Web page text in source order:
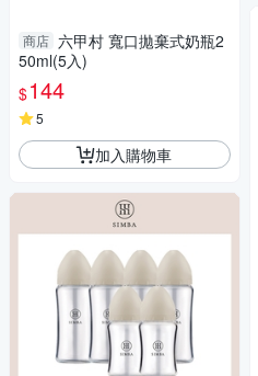
商店 六甲村 寬口拋棄式奶瓶2
50ml(5入)
$144
5
加入購物車